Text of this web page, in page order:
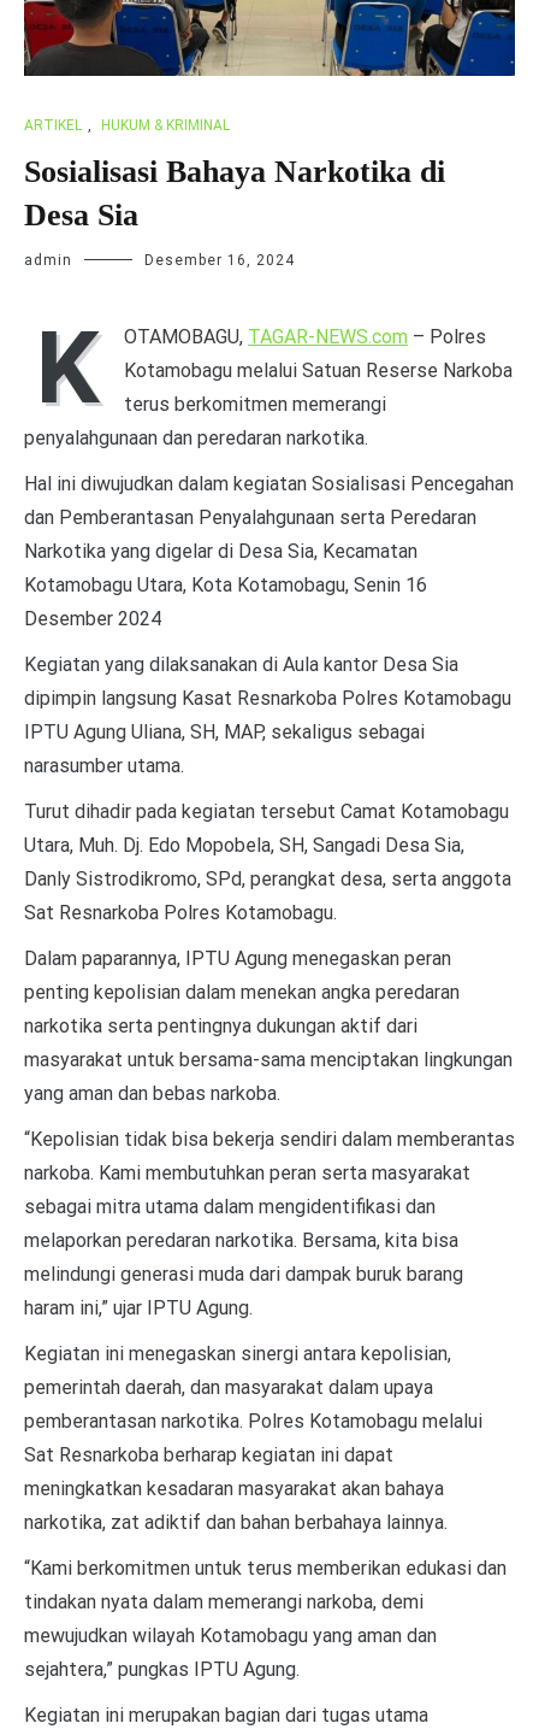
ARTIKEL HUKUM & KRIMINAL
Sosialisasi Bahaya Narkotika di
Desa Sia
admin Desember 16, 2024
K OTAMOBAGU, TAGAR-NEWS.com – Polres
Kotamobagu melalui Satuan Reserse Narkoba
terus berkomitmen memerangi
penyalahgunaan dan peredaran narkotika.
Hal ini diwujudkan dalam kegiatan Sosialisasi Pencegahan
dan Pemberantasan Penyalahgunaan serta Peredaran
Narkotika yang digelar di Desa Sia, Kecamatan
Kotamobagu Utara, Kota Kotamobagu, Senin 16
Desember 2024
Kegiatan yang dilaksanakan di Aula kantor Desa Sia
dipimpin langsung Kasat Resnarkoba Polres Kotamobagu
IPTU Agung Uliana, SH, MAP, sekaligus sebagai
narasumber utama.
Turut dihadir pada kegiatan tersebut Camat Kotamobagu
Utara, Muh. Dj. Edo Mopobela, SH, Sangadi Desa Sia,
Danly Sistrodikromo, SPd, perangkat desa, serta anggota
Sat Resnarkoba Polres Kotamobagu.
Dalam paparannya, IPTU Agung menegaskan peran
penting kepolisian dalam menekan angka peredaran
narkotika serta pentingnya dukungan aktif dari
masyarakat untuk bersama-sama menciptakan lingkungan
yang aman dan bebas narkoba.
“Kepolisian tidak bisa bekerja sendiri dalam memberantas
narkoba. Kami membutuhkan peran serta masyarakat
sebagai mitra utama dalam mengidentifikasi dan
melaporkan peredaran narkotika. Bersama, kita bisa
melindungi generasi muda dari dampak buruk barang
haram ini,” ujar IPTU Agung.
Kegiatan ini menegaskan sinergi antara kepolisian,
pemerintah daerah, dan masyarakat dalam upaya
pemberantasan narkotika. Polres Kotamobagu melalui
Sat Resnarkoba berharap kegiatan ini dapat
meningkatkan kesadaran masyarakat akan bahaya
narkotika, zat adiktif dan bahan berbahaya lainnya.
“Kami berkomitmen untuk terus memberikan edukasi dan
tindakan nyata dalam memerangi narkoba, demi
mewujudkan wilayah Kotamobagu yang aman dan
sejahtera,” pungkas IPTU Agung.
Kegiatan ini merupakan bagian dari tugas utama